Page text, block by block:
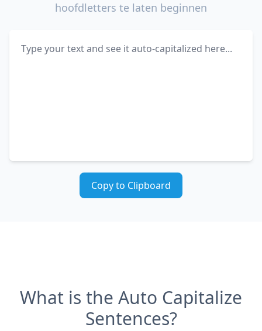
hoofdletters te laten beginnen
Copy to Clipboard
What is the Auto Capitalize
Sentences?